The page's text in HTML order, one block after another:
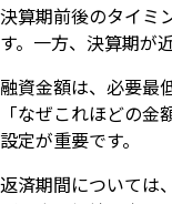
決算期前後のタイミ
す。一方、決算期が
融資金額は、必要最
「なぜこれほどの
設定が重要です。
返済期間については